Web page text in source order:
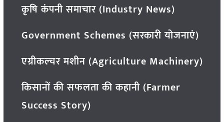
कृषि कंपनी समाचार (Industry News)
Government Schemes (सरकारी योजनाएं)
एग्रीकल्चर मशीन (Agriculture Machinery)
किसानों की सफलता की कहानी (Farmer
Success Story)